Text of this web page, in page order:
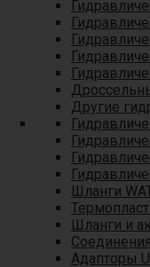
Другие
Шланги
Шланги и
Адапторы